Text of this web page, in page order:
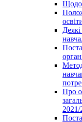
Щодо
Про
2021/